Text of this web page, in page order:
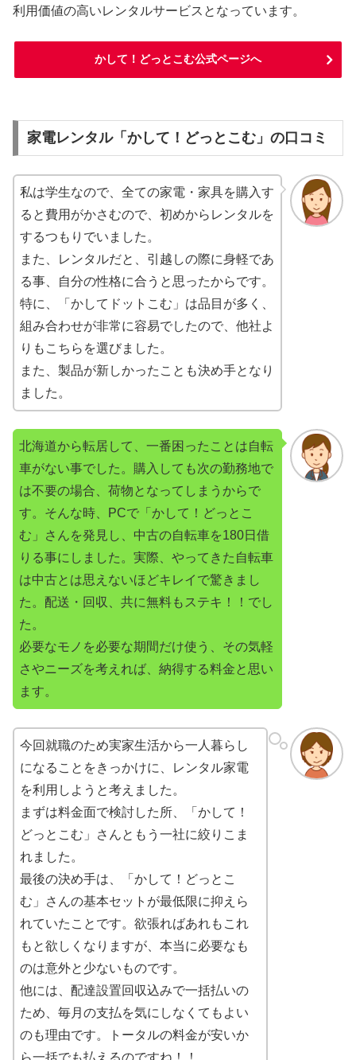
利用価値の高いレンタルサービスとなっています。
かして！どっとこむ公式ページへ
家電レンタル「かして！どっとこむ」の口コミ
私は学生なので、全ての家電・家具を購入す
ると費用がかさむので、初めからレンタルを
するつもりでいました。
また、レンタルだと、引越しの際に身軽であ
る事、自分の性格に合うと思ったからです。
特に、「かしてドットこむ」は品目が多く、
組み合わせが非常に容易でしたので、他社よ
りもこちらを選びました。
また、製品が新しかったことも決め手となり
ました。
北海道から転居して、一番困ったことは自転
車がない事でした。購入しても次の勤務地で
は不要の場合、荷物となってしまうからで
す。そんな時、PCで「かして！どっとこ
む」さんを発見し、中古の自転車を180日借
りる事にしました。実際、やってきた自転車
は中古とは思えないほどキレイで驚きまし
た。配送・回収、共に無料もステキ！！でし
た。
必要なモノを必要な期間だけ使う、その気軽
さやニーズを考えれば、納得する料金と思い
ます。
今回就職のため実家生活から一人暮らし
になることをきっかけに、レンタル家電
を利用しようと考えました。
まずは料金面で検討した所、「かして！
どっとこむ」さんともう一社に絞りこま
れました。
最後の決め手は、「かして！どっとこ
む」さんの基本セットが最低限に抑えら
れていたことです。欲張ればあれもこれ
もと欲しくなりますが、本当に必要なも
のは意外と少ないものです。
他には、配達設置回収込みで一括払いの
ため、毎月の支払を気にしなくてもよい
のも理由です。トータルの料金が安いか
ら一括でも払えるのですね！！